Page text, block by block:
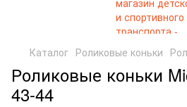
Каталог Роликовые коньки
Роликовые коньки
43-44